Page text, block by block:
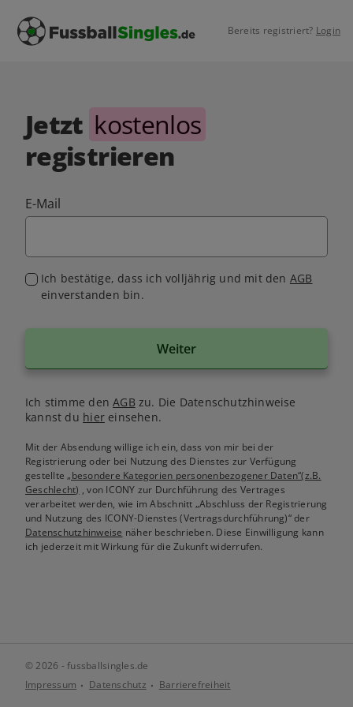
Bereits registriert? Login
Jetzt kostenlos
registrieren
E-Mail
Ich bestätige, dass ich volljährig und mit den AGB
einverstanden bin.
Weiter
Ich stimme denAGB zu. Die Datenschutzhinweise
kannst du hiereinsehen.
Mit der Absendung willige ich ein, dass von mir bei der
Registrierung oder bei Nutzung des Dienstes zur Verfügung
gestellte„besondere Kategorien personenbezogener Daten“(z.B.
Geschlecht) , von ICONY zur Durchführung des Vertrages
verarbeitet werden, wie im Abschnitt „Abschluss der Registrierung
und Nutzung des ICONY-Dienstes (Vertragsdurchführung)“ der
Datenschutzhinweise näher beschrieben. Diese Einwilligung kann
ich jederzeit mit Wirkung für die Zukunft widerrufen.
© 2026 - fussballsingles.de
Impressum
Datenschutz Barrierefreiheit